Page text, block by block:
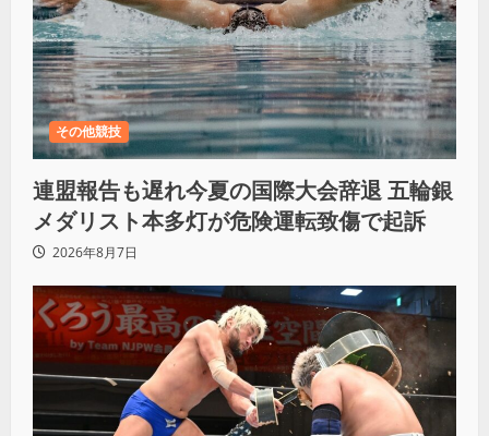
その他競技
連盟報告も遅れ今夏の国際大会辞退 五輪銀
メダリスト本多灯が危険運転致傷で起訴
2026年8月7日